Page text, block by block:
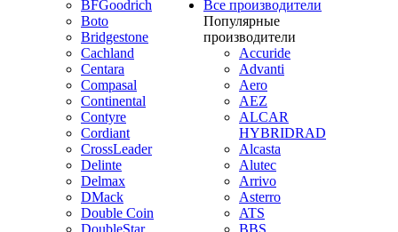
BFGoodrich
Boto
Bridgestone
Cachland
Centara
Compasal
Continental
Contyre
Cordiant
CrossLeader
Delinte
Delmax
DMack
Double Coin
DoubleStar
Все производители
Популярные
производители
Accuride
Advanti
Aero
AEZ
ALCAR
HYBRIDRAD
Alcasta
Alutec
Arrivo
Asterro
ATS
BBS